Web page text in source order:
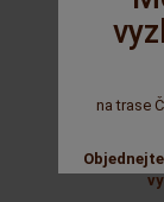
na trase